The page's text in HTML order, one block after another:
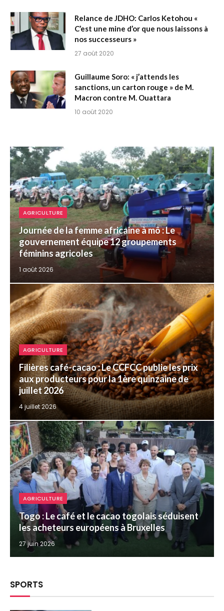
Relance de JDHO: Carlos Ketohou «
C’est une mine d’or que nous laissons à
nos successeurs »
27 août 2020
Guillaume Soro: « j’attends les
sanctions, un carton rouge » de M.
Macron contre M. Ouattara
10 août 2020
AGRICULTURE
Journée de la femme africaine à mô : Le
gouvernement équipe 12 groupements
féminins agricoles
1 août 2026
AGRICULTURE
Filières café-cacao : Le CCFCC publie les prix
aux producteurs pour la 1ère quinzaine de
juillet 2026
4 juillet 2026
AGRICULTURE
Togo : Le café et le cacao togolais séduisent
les acheteurs européens à Bruxelles
27 juin 2026
SPORTS